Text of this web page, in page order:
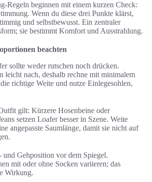
Regeln beginnen mit einem kurzen Check:
Wenn du diese drei Punkte klärst,
und selbstbewusst. Ein zentraler
sie bestimmt Komfort und Ausstrahlung.
beachten
sollte weder rutschen noch drücken.
leicht nach, deshalb rechne mit minimalem
richtige Weite und nutze Einlegesohlen,
gilt: Kürzere Hosenbeine oder
setzen Loafer besser in Szene. Weite
angepasste Saumlänge, damit sie nicht auf
und Gehposition vor dem Spiegel.
mit oder ohne Socken variieren; das
Wirkung.